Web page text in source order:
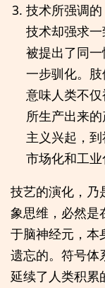
技术所强调
技术却强求
被提出了同
一步驯化。
意味人类不
所生产出来
主义兴起，
市场化和工业
技艺的演化，乃
象思维，必然是
于脑神经元，本
遗忘的。符号体
延续了人类积累